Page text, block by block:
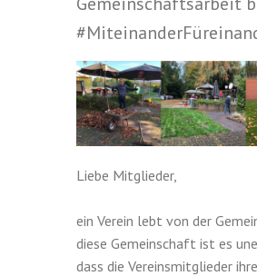
Liebe Mitglieder,
ein Verein lebt von der
diese Gemeinschaft ist es
dass die Vereinsmitglieder